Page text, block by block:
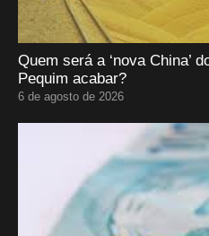
Quem será a ‘nova China’
Pequim acabar?
6 de agosto de 2026